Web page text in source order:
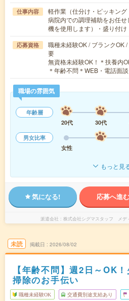
仕事内容
軽作業（仕分け・ピッキング
病院内での調理補助をお任
機を使用します）・盛り付
応募資格
職種未経験OK / ブランクOK
要
無資格未経験OK！＊扶養内
＊年齢不問＊WEB・電話面
職場の雰囲気
年齢層
20代
30代
男女比率
女性
もっと見
気になる! 応募へ進む
派遣会社 株式会社シグマスタッフ メデ
未読 掲載日 2026/08/02
【年齢不問】週2日～OK
掃除のお手伝い
職種未経験OK 交通費別途支給あり